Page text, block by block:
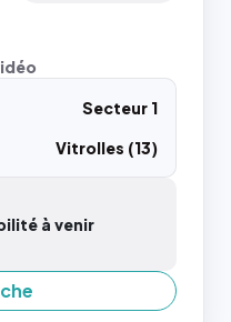
Secteur 1
Vitrolles (13)
à venir